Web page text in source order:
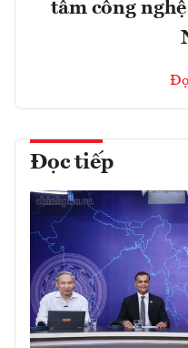
tâm công
Đọc tiếp